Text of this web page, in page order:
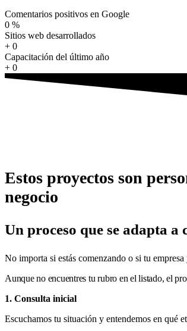
Comentarios positivos en Google
0 %
Sitios web desarrollados
+ 0
Capacitación del último año
+ 0
Estos proyectos son
negocio
Un proceso que se adapta a
No importa si estás comenzando o si tu
Aunque no encuentres tu rubro en el listado, el
1. Consulta inicial
Escuchamos tu situación y entendemos en qué